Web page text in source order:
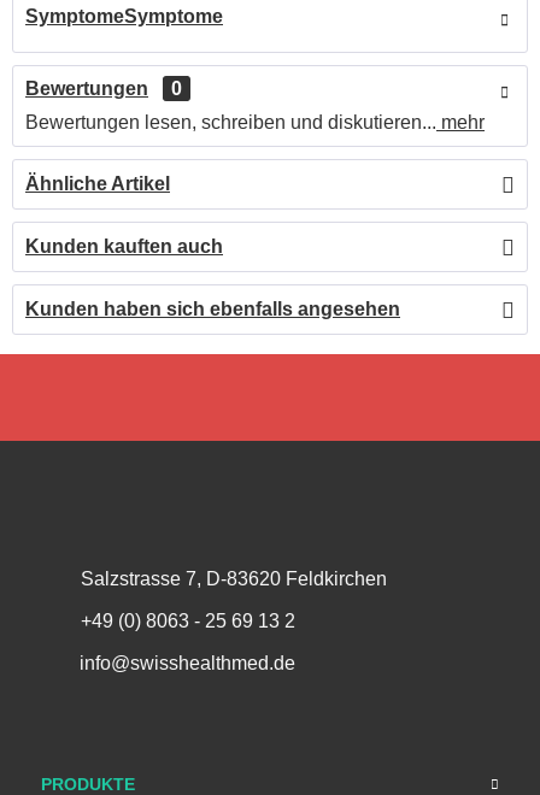
SymptomeSymptome
Bewertungen
0
Bewertungen lesen, schreiben und diskutieren... mehr
Ähnliche Artikel
Kunden kauften auch
Kunden haben sich ebenfalls angesehen
Salzstrasse 7, D-83620 Feldkirchen
+49 (0) 8063 - 25 69 13 2
info@swisshealthmed.de
PRODUKTE